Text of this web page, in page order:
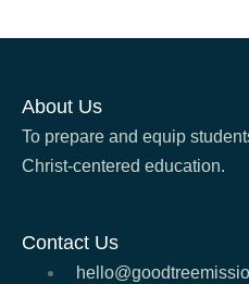
About Us
To prepare and equip
Christ-centered education.
Contact Us